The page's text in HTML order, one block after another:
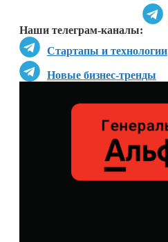
Наши телеграм-каналы:
Стартапы и технологии
Новые бизнес-тренды